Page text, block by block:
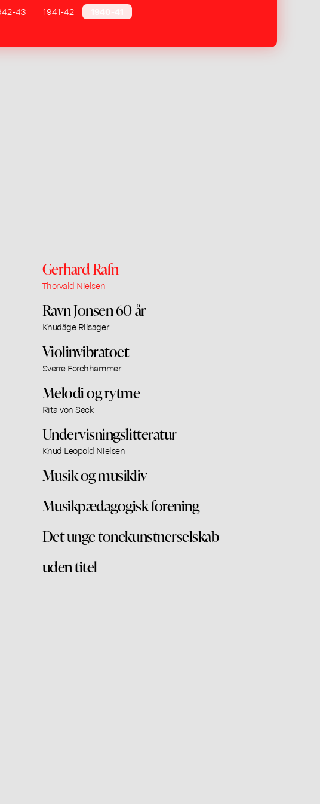
43 1941-42
Gerhard Rafn
Thorvald Nielsen
Ravn Jonsen 60 år
Knudåge Riisager
Violinvibratoet
Sverre Forchhammer
Melodi og rytme
Rita von Seck
Undervisningslitteratur
Knud Leopold Nielsen
Musik og musikliv
Musikpædagogisk forening
Det unge tonekunstnerselskab
uden titel